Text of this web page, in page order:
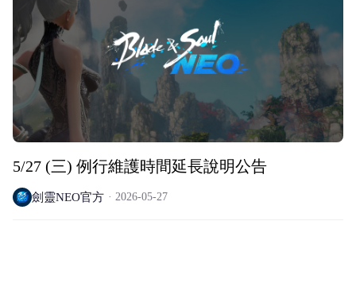
5/27 (三) 例行維護時間延長說明公告
劍靈NEO官方 2026-05-27